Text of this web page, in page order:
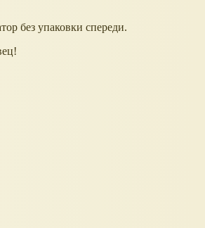
без упаковки спереди.